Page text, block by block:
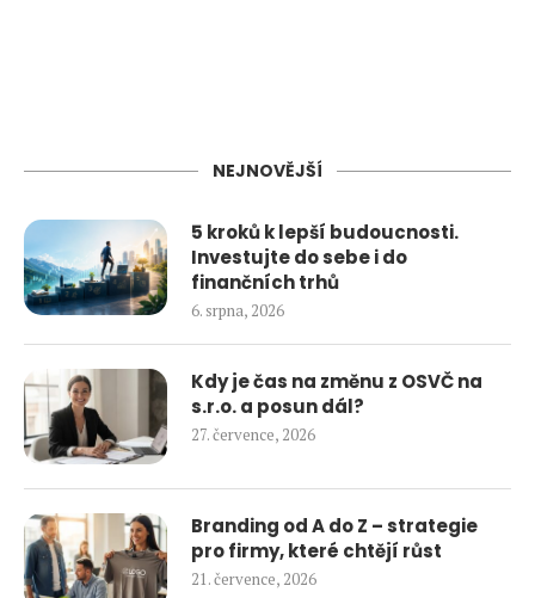
NEJNOVĚJŠÍ
5 kroků k lepší budoucnosti.
Investujte do sebe i do
finančních trhů
6. srpna, 2026
Kdy je čas na změnu z OSVČ na
s.r.o. a posun dál?
27. července, 2026
Branding od A do Z – strategie
pro firmy, které chtějí růst
21. července, 2026